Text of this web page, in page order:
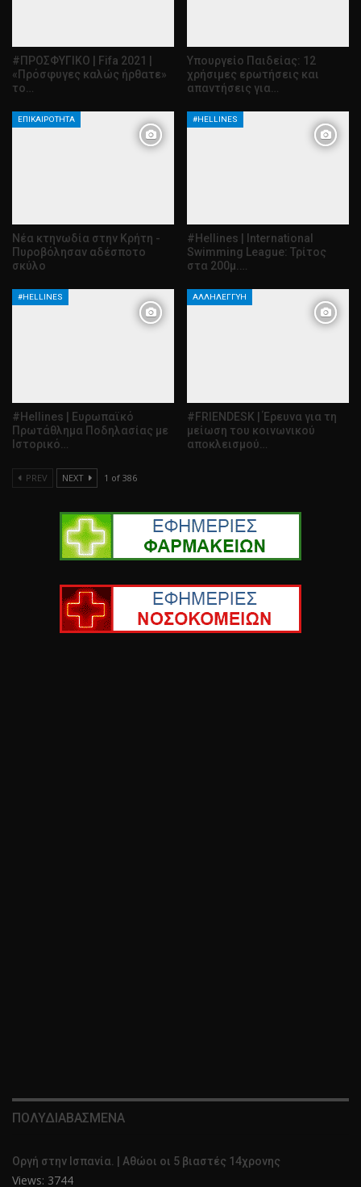
#ΠΡΟΣΦΥΓΙΚΟ | Fifa 2021 |
«Πρόσφυγες καλώς ήρθατε»
το…
Υπουργείο Παιδείας: 12
χρήσιμες ερωτήσεις και
απαντήσεις για…
ΕΠΙΚΑΙΡΌΤΗΤΑ
Νέα κτηνωδία στην Κρήτη -
Πυροβόλησαν αδέσποτο
σκύλο
#HELLINES
#Hellines | International
Swimming League: Τρίτος
στα 200μ.…
#HELLINES
#Hellines | Ευρωπαϊκό
Πρωτάθλημα Ποδηλασίας με
Ιστορικό…
ΑΛΛΗΛΕΓΓΎΗ
#FRIENDESK | Έρευνα για τη
μείωση του κοινωνικού
αποκλεισμού…
PREV NEXT 1 of 386
ΠΟΛΥΔΙΑΒΑΣΜΕΝΑ
Οργή στην Ισπανία. | Αθώοι οι 5 βιαστές 14χρονης
Views: 3744